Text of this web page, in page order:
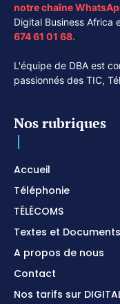
notre chaîne
Digital Business Africa
674 61 01 68.
L'équipe de DBA est
passionnés des TIC,
Nos rubriques
Accueil
Téléphonie
TÉLÉCOMS
Textes et Documents
A propos de nous
Contact
Nos tarifs sur